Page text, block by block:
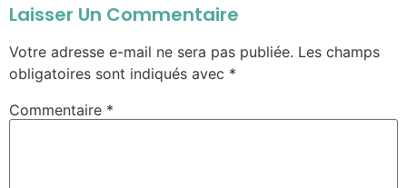
Laisser Un Commentaire
Votre adresse e-mail ne sera pas publiée. Les champs
obligatoires sont indiqués avec *
Commentaire *